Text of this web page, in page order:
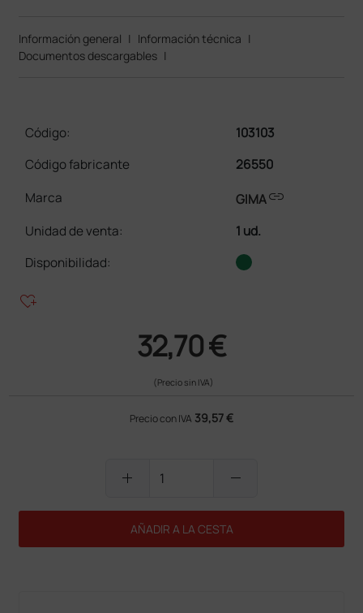
Información general | Información técnica |
Documentos descargables |
Código:
103103
Código fabricante
26550
Marca
GIMAlink
Unidad de venta:
1 ud.
Disponibilidad:
heart_plus
32,70 €
(Precio sin IVA)
Precio con IVA 39,57 €
add remove
AÑADIR A LA CESTA